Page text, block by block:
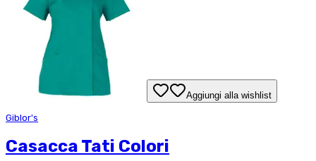
Aggiungi alla wishlist
Giblor's
Casacca Tati Colori